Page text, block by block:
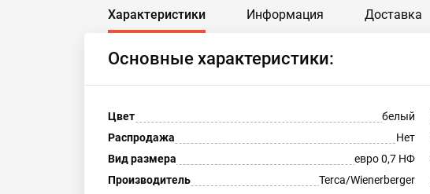
Характеристики Информация Доставка
Основные характеристики:
Цвет белый
Распродажа
Нет
Вид размера
евро 0,7 НФ
Производитель
Terca/Wienerberger